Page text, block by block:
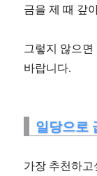
금을 제 때 갚
그렇지 않으
바랍니다.
일당으로
가장 추천하